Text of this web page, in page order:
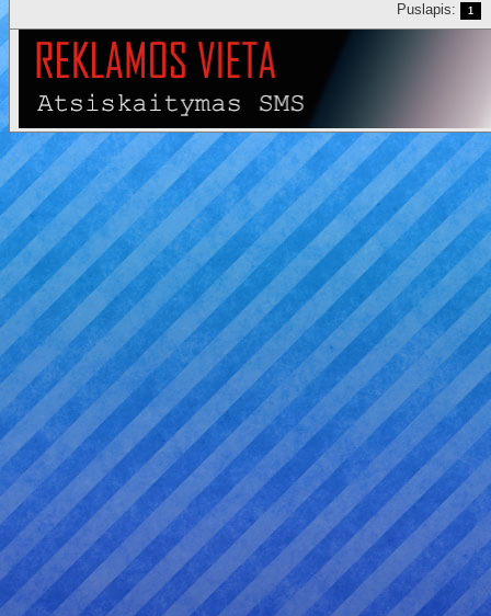
Puslapis: 1